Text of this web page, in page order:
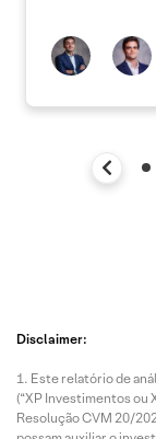
Disclaimer:
Este relatório de
(“XP Investimentos ou
Resolução CVM 20/